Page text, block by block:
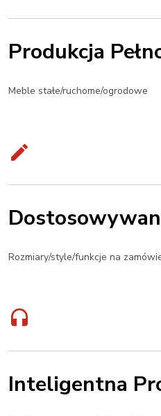
Produkcja
Meble stałe/ruchome/ogrodowe
Rozmiary/style/funkcje na
Inteligentna